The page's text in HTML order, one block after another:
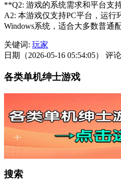
**Q2: 游戏的系统需求和平台支
A2: 本游戏仅支持PC平台，运行
Windows系统，适合大多数普通
关键词: 玩家
日期（2026-05-16 05:54:05）
评论
各类单机绅士游戏
搜索